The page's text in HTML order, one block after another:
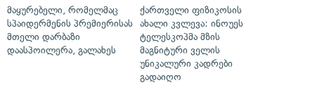
მაყურებელი, რომელმაც
სპაიდერმენის პრემიერისას
მთელი დარბაზი
დაასპოილერა, გალახეს
ქართველი ფიზიკოსის
ახალი კვლევა: ინოუეს
ტელესკოპმა მზის
მაგნიტური ველის
უნიკალური კადრები
გადაიღო